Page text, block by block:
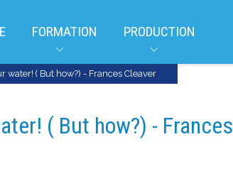
FORMATION PRODUCTION
water! ( But how?) - Frances Cleaver
( But how?) - Frances